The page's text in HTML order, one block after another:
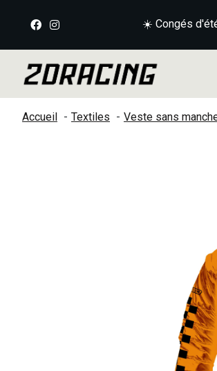
☀️ Congés
Accueil Textiles Veste sans